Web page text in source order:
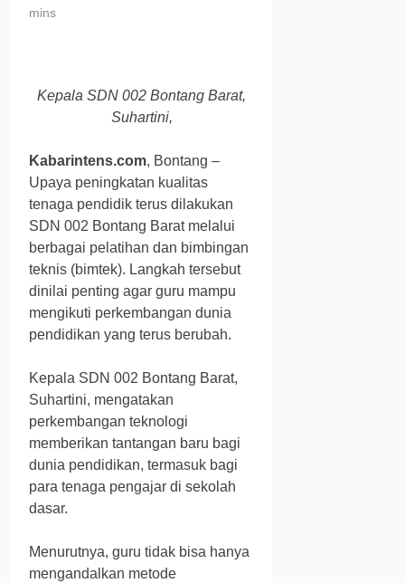
mins
Kepala SDN 002 Bontang Barat,
Suhartini,
Kabarintens.com, Bontang –
Upaya peningkatan kualitas
tenaga pendidik terus dilakukan
SDN 002 Bontang Barat melalui
berbagai pelatihan dan bimbingan
teknis (bimtek). Langkah tersebut
dinilai penting agar guru mampu
mengikuti perkembangan dunia
pendidikan yang terus berubah.
Kepala SDN 002 Bontang Barat,
Suhartini, mengatakan
perkembangan teknologi
memberikan tantangan baru bagi
dunia pendidikan, termasuk bagi
para tenaga pengajar di sekolah
dasar.
Menurutnya, guru tidak bisa hanya
mengandalkan metode